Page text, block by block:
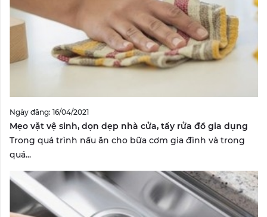
Ngày đăng: 16/04/2021
Mẹo vặt vệ sinh, dọn dẹp nhà cửa, tẩy rửa đồ gia dụng
Trong quá trình nấu ăn cho bữa cơm gia đình và trong
quá...